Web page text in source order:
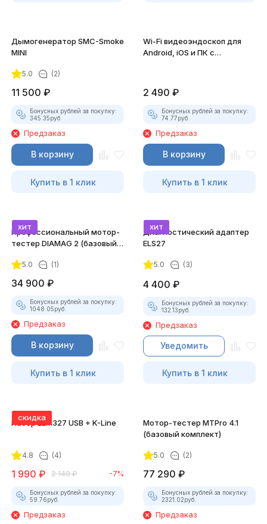
Дымогенератор SMC-Smoke
MINI
5.0 (2)
11 500 ₽
Бонусных рублей за покупку:
345.35руб.
Предзаказ
В корзину
Купить в 1 клик
Wi-Fi видеоэндоскоп для
Android, iOS и ПК с
2 490 ₽
Бонусных рублей за покупку:
74.77руб.
Предзаказ
В корзину
Купить в 1 клик
хит
Профессиональный мотор-
тестер DIAMAG 2 (базовый
5.0 (1)
34 900 ₽
Бонусных рублей за покупку:
1048.05руб.
Предзаказ
В корзину
Купить в 1 клик
хит
Диагностический адаптер
ELS27
5.0 (3)
4 400 ₽
Бонусных рублей за покупку:
132.13руб.
Предзаказ
Уведомить
Купить в 1 клик
скидка
Набор ELM327 USB + K-Line
4.8 (4)
1 990 ₽ 2 140 ₽ -7%
Бонусных рублей за покупку:
59.76руб.
Предзаказ
Мотор-тестер MTPro 4.1
(базовый комплект)
5.0 (2)
77 290 ₽
Бонусных рублей за покупку:
2321.02руб.
Предзаказ